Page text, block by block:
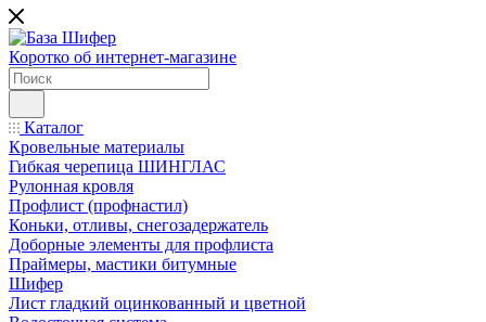
Коротко об интернет-магазине
Каталог
Кровельные материалы
Гибкая черепица ШИНГЛАС
Рулонная кровля
Профлист (профнастил)
Коньки, отливы, снегозадержатель
Доборные элементы для профлиста
Праймеры, мастики битумные
Шифер
Лист гладкий оцинкованный и цветной